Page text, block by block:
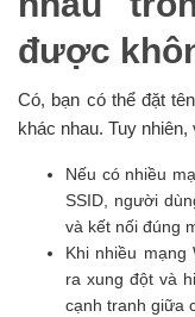
được
Có, bạn có thể đặt
khác nhau. Tuy
Nếu có nhiều
SSID, người
và kết nối đúng
Khi nhiều mạng
ra xung đột và
cạnh tranh giữa